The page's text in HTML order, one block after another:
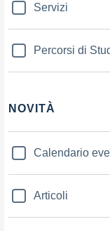
Servizi
Percorsi di
NOVITÀ
Calendario
Articoli